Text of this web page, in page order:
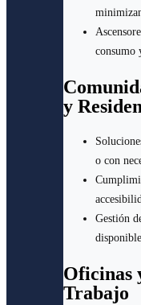
consumo
y
o con
Gestión
Oficinas
Trabajo